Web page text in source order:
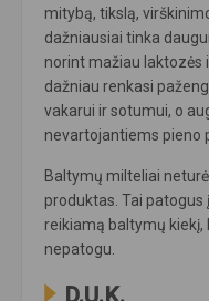
mitybą, tikslą,
dažniausiai tinka
norint mažiau laktozės
dažniau renkasi
vakarui ir sotumui, o
nevartojantiems pieno
Baltymų milteliai
produktas. Tai
reikiamą baltymų
nepatogu.
D.U.K.